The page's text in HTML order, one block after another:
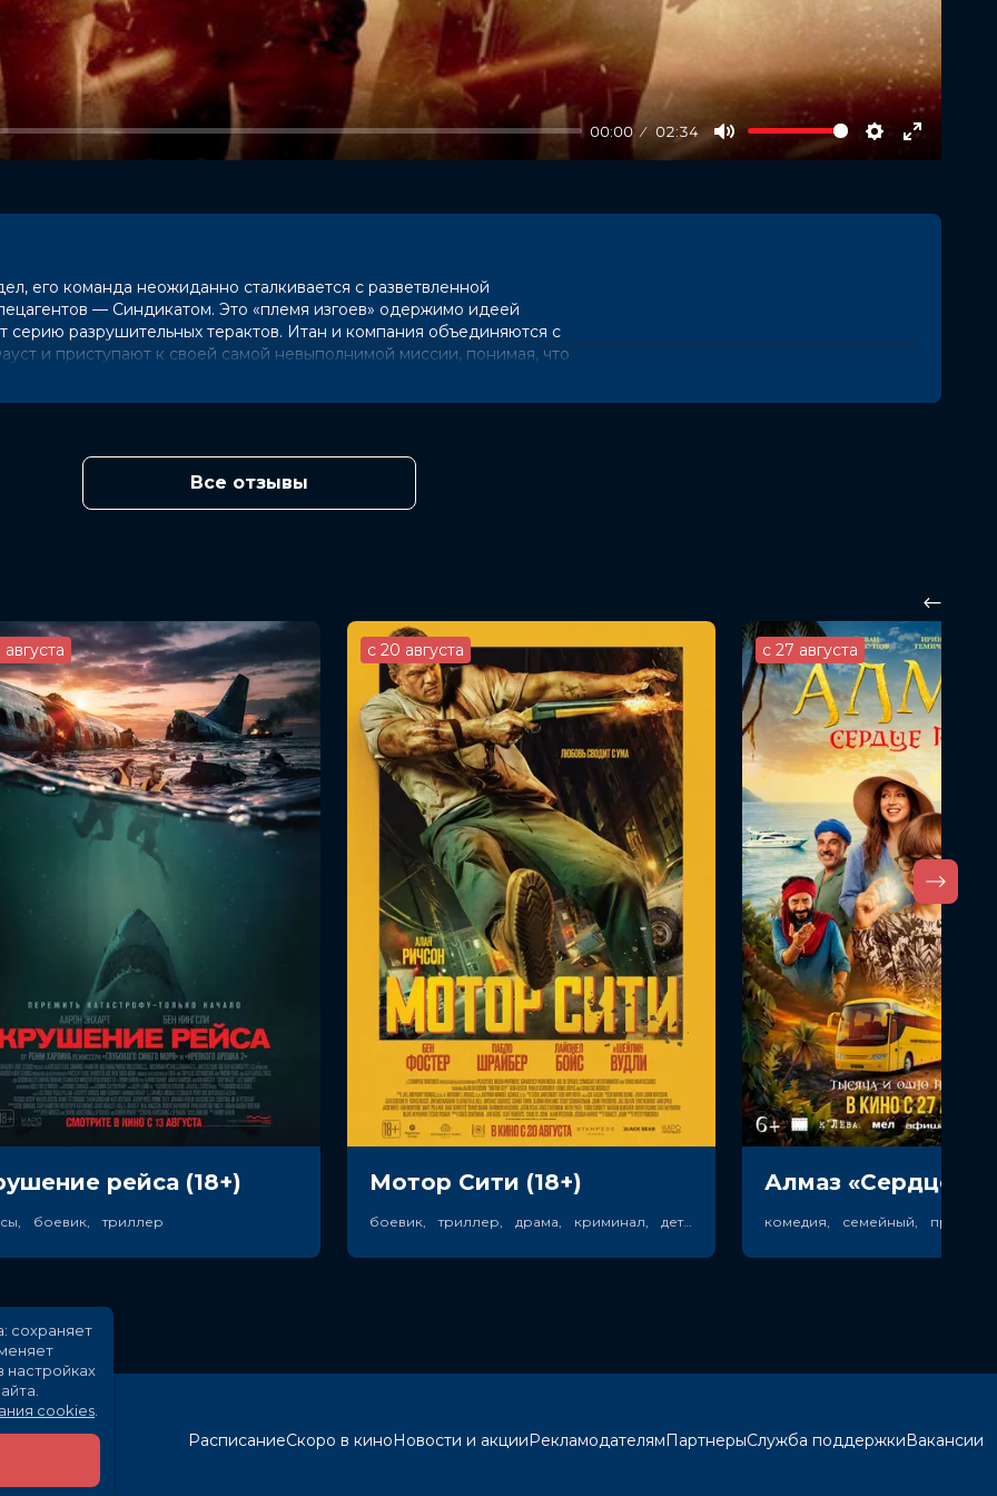
00:00 02:34
Mute Settings
Enter
его команда неожиданно сталкивается с разветвленной
— Синдикатом. Это «племя изгоев» одержимо идеей
серию разрушительных терактов. Итан и компания объединяются с
и приступают к своей самой невыполнимой миссии, понимая, что
Пегг, Ребекка Фергюсон, Алек
Все отзывы
августа
рейса (18+)
боевик, триллер
с 20 августа
Мотор Сити (18+)
боевик, триллер, драма, криминал, детектив
с 27 августа
РасписаниеСкоро в киноНовости и акцииРекламодателямПартнерыСлужба поддержкиВакансии
сохраняет
настройках
cookies